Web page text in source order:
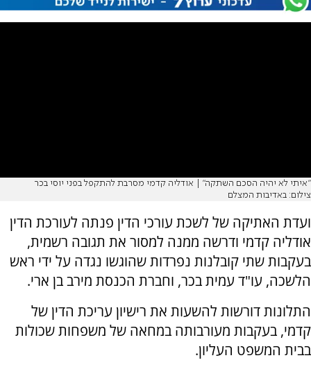
"איתי לא יהיה הסכם השתקה" | אודליה קדמי מסרבת להתקפל בפני יוסי בכר
צילום: באדיבות המצלם
ועדת האתיקה של לשכת עורכי הדין פנתה לעורכת הדין
אודליה קדמי ודרשה ממנה למסור את תגובה רשמית,
בעקבות שתי קובלנות נפרדות שהוגשו נגדה על ידי ראש
הלשכה, עו"ד עמית בכר, וחברת הכנסת מירב בן ארי.
התלונות דורשות להשעות את רישיון עריכת הדין של
קדמי, בעקבות מעורבותה במחאה של משפחות שכולות
בבית המשפט העליון.